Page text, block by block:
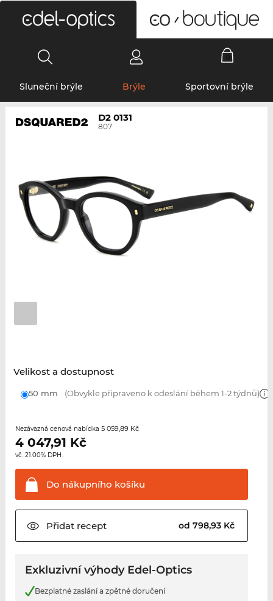
Sluneční brýle Brýle Sportovní brýle
D2 0131
807
Velikost a dostupnost
50 mm (Obvykle připraveno k odeslání během 1-2 týdnů)
Nezávazná cenová nabídka 5 059,89 Kč
4 047,91 Kč
vč. 21.00% DPH.
Do nákupního košíku
Přidatrecept od 798,93 Kč
Exkluzivní výhody Edel-Optics
Bezplatné zaslání a zpětné doručení